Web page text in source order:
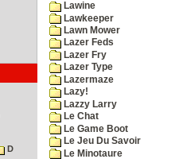
D
Lawine
Lawkeeper
Lawn Mower
Lazer Feds
Lazer Fry
Lazer Type
Lazermaze
Lazy!
Lazzy Larry
Le Chat
Le Game Boot
Le Jeu Du Savoir
Le Minotaure